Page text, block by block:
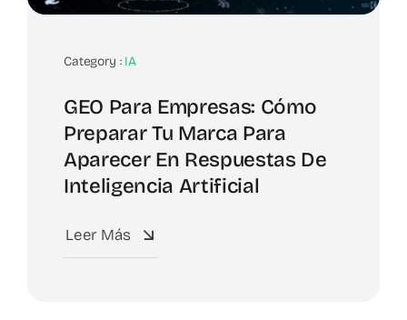
Category : IA
GEO Para Empresas: Cómo
Preparar Tu Marca Para
Aparecer En Respuestas De
Inteligencia Artificial
Leer Más